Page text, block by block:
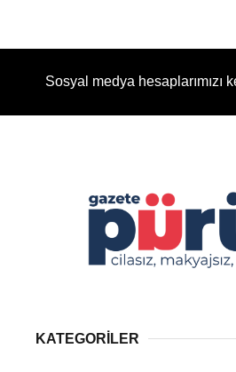
Sosyal medya hesaplarımızı
KATEGORİLER